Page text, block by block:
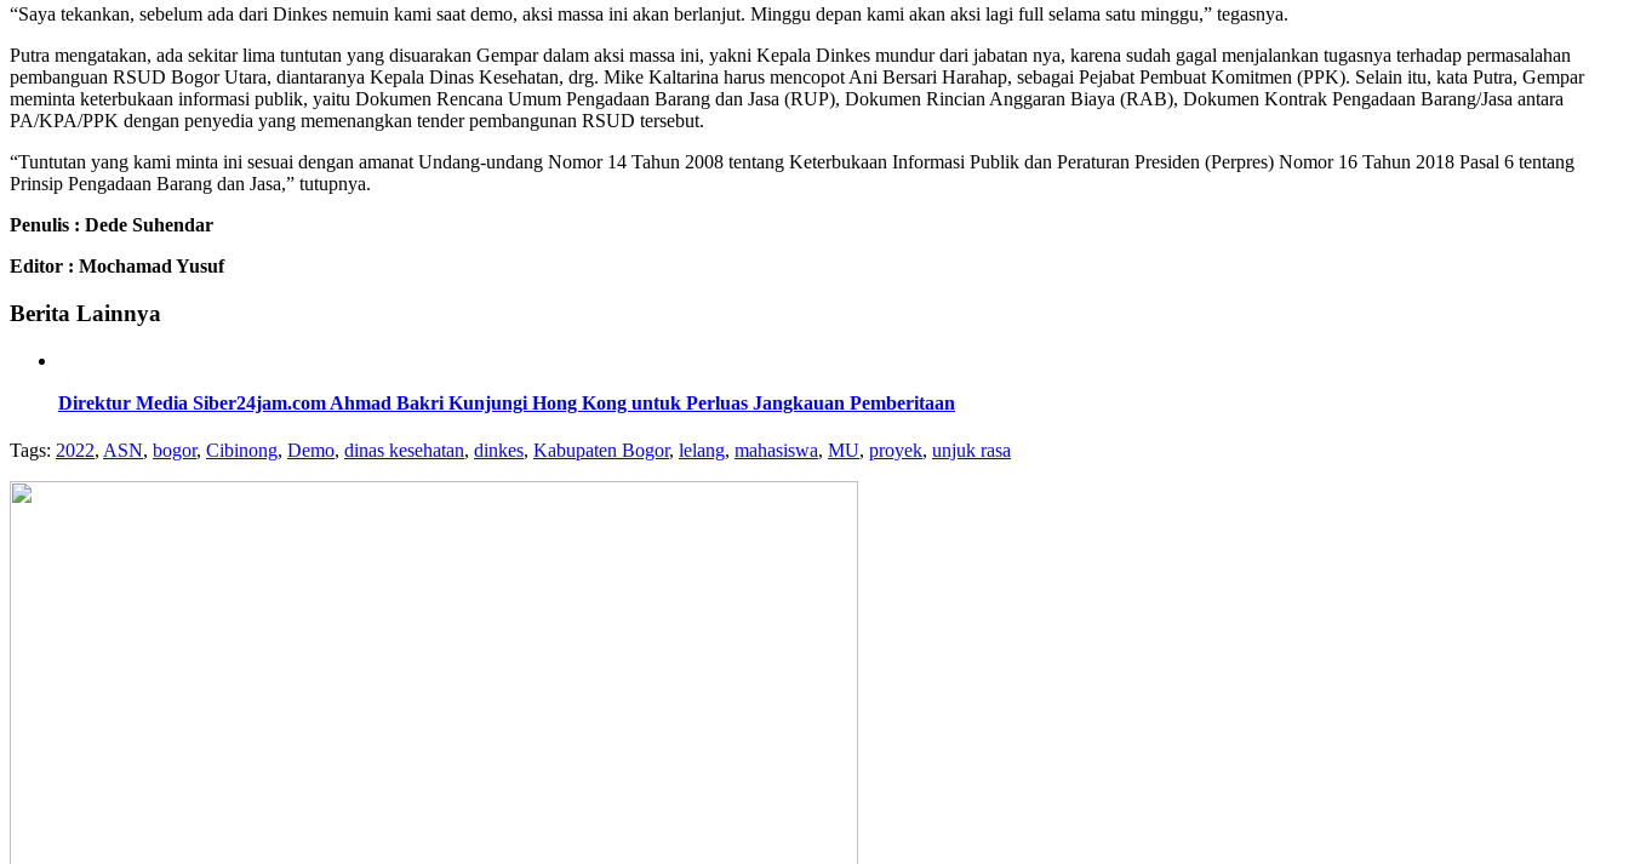
“Saya tekankan, sebelum ada dari Dinkes nemuin kami saat demo, aksi massa ini akan berlanjut. Minggu depan kami akan aksi lagi full selama satu minggu,” tegasnya.
Putra mengatakan, ada sekitar lima tuntutan yang disuarakan Gempar dalam aksi massa ini, yakni Kepala Dinkes mundur dari jabatan nya, karena sudah gagal menjalankan tugasnya terhadap permasalahan
pembanguan RSUD Bogor Utara, diantaranya Kepala Dinas Kesehatan, drg. Mike Kaltarina harus mencopot Ani Bersari Harahap, sebagai Pejabat Pembuat Komitmen (PPK). Selain itu, kata Putra, Gempar
meminta keterbukaan informasi publik, yaitu Dokumen Rencana Umum Pengadaan Barang dan Jasa (RUP), Dokumen Rincian Anggaran Biaya (RAB), Dokumen Kontrak Pengadaan Barang/Jasa antara
PA/KPA/PPK dengan penyedia yang memenangkan tender pembangunan RSUD tersebut.
“Tuntutan yang kami minta ini sesuai dengan amanat Undang-undang Nomor 14 Tahun 2008 tentang Keterbukaan Informasi Publik dan Peraturan Presiden (Perpres) Nomor 16 Tahun 2018 Pasal 6 tentang
Prinsip Pengadaan Barang dan Jasa,” tutupnya.
Penulis : Dede Suhendar
Editor : Mochamad Yusuf
Berita Lainnya
Direktur Media Siber24jam.com Ahmad Bakri Kunjungi Hong Kong untuk Perluas Jangkauan Pemberitaan
Tags: 2022, ASN, bogor, Cibinong, Demo, dinas kesehatan, dinkes, Kabupaten Bogor, lelang, mahasiswa, MU, proyek, unjuk rasa